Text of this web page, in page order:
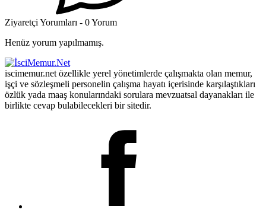
Ziyaretçi Yorumları - 0 Yorum
Henüz yorum yapılmamış.
iscimemur.net özellikle yerel yönetimlerde çalışmakta olan memur,
işçi ve sözleşmeli personelin çalışma hayatı içerisinde karşılaştıkları
özlük yada maaş konularındaki sorulara mevzuatsal dayanakları ile
birlikte cevap bulabilecekleri bir sitedir.